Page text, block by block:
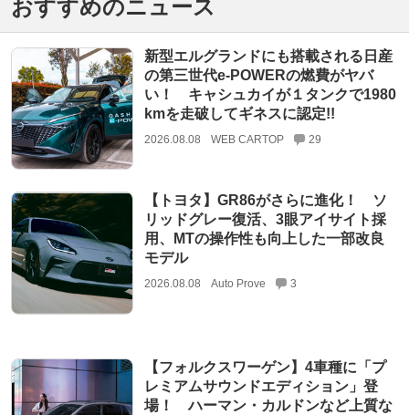
おすすめのニュース
新型エルグランドにも搭載される日産
の第三世代e-POWERの燃費がヤバ
い！ キャシュカイが１タンクで1980
kmを走破してギネスに認定!!
2026.08.08 WEB CARTOP 29
【トヨタ】GR86がさらに進化！ ソ
リッドグレー復活、3眼アイサイト採
用、MTの操作性も向上した一部改良
モデル
2026.08.08 Auto Prove 3
【フォルクスワーゲン】4車種に「プ
レミアムサウンドエディション」登
場！ ハーマン・カルドンなど上質な